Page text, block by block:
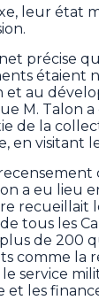
leur état
précise
étaient
et au
M. Talon
de la
en visitant
a eu lieu
recueillait
tous les
de 200
comme la
service
et les